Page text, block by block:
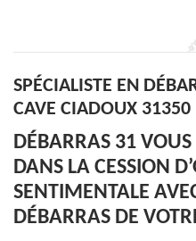
SPÉCIALISTE EN
CAVE CIADOUX 31350
DÉBARRAS 31
DANS LA CESSION
SENTIMENTALE
DÉBARRAS DE